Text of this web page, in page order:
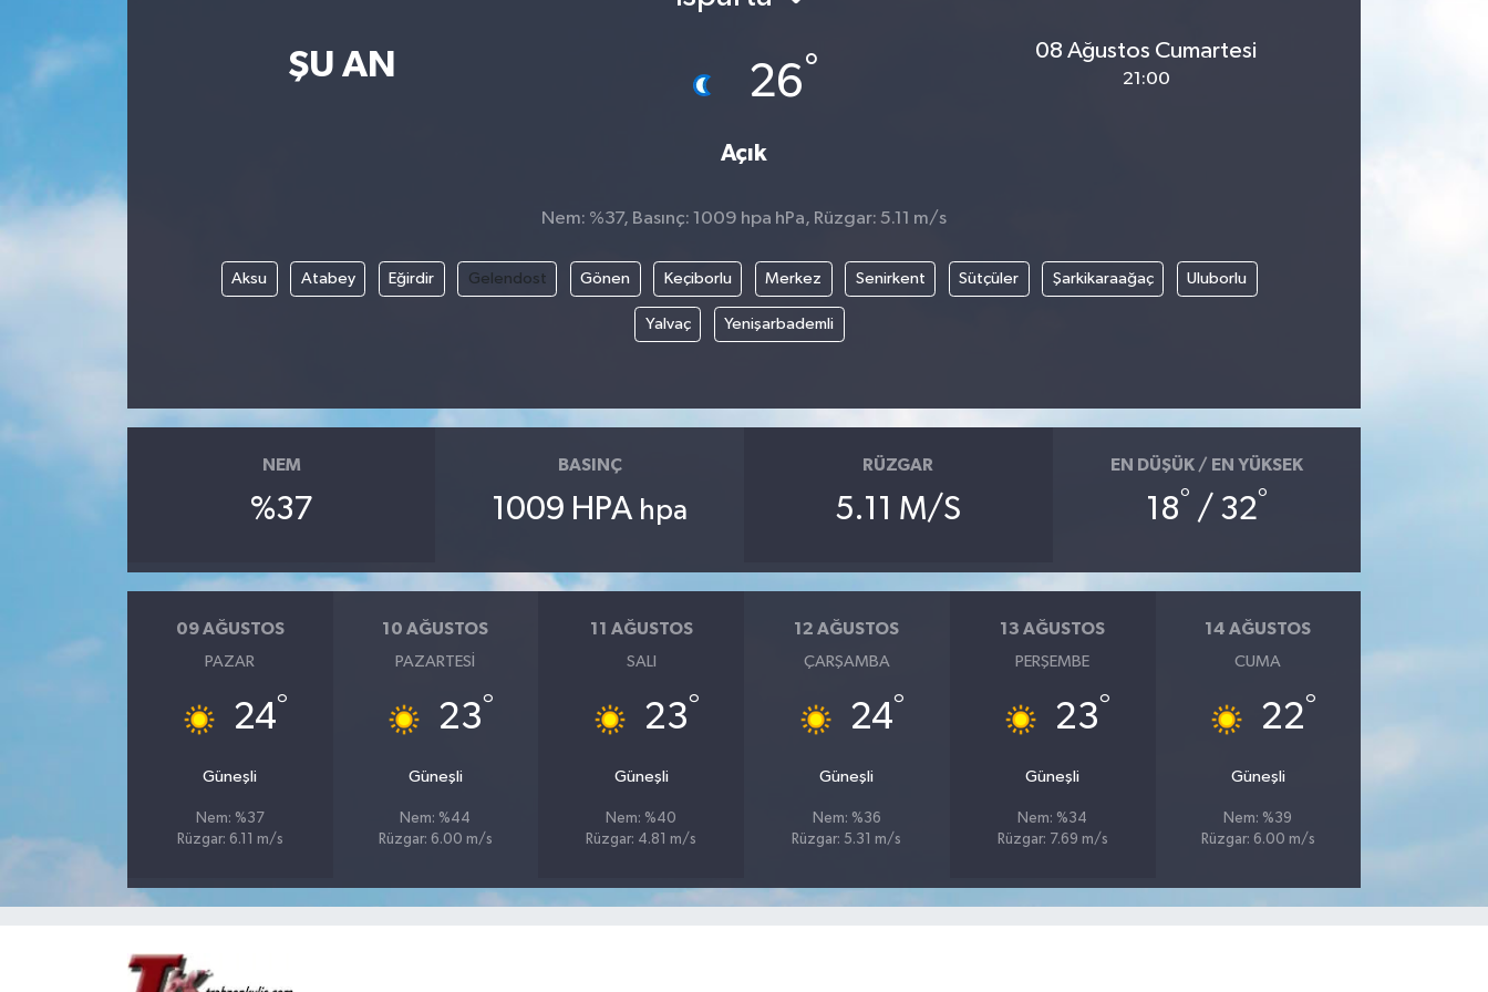
ŞU AN 26°
Açık
08 Ağustos Cumartesi
21:00
Nem: %37, Basınç: 1009 hpa hPa, Rüzgar: 5.11 m/s
Aksu Atabey Eğirdir Gelendost Gönen Keçiborlu Merkez Senirkent Sütçüler Şarkikaraağaç Uluborlu
Yalvaç Yenişarbademli
NEM
%37
BASINÇ
1009 HPA hpa
RÜZGAR
5.11 M/S
EN DÜŞÜK / EN YÜKSEK
18° / 32°
09 AĞUSTOS
PAZAR
24°
Güneşli
Nem: %37
Rüzgar: 6.11 m/s
10 AĞUSTOS
PAZARTESI
23°
Güneşli
Nem: %44
Rüzgar: 6.00 m/s
11 AĞUSTOS
SALI
23°
Güneşli
Nem: %40
Rüzgar: 4.81 m/s
12 AĞUSTOS
ÇARŞAMBA
24°
Güneşli
Nem: %36
Rüzgar: 5.31 m/s
13 AĞUSTOS
PERŞEMBE
23°
Güneşli
Nem: %34
Rüzgar: 7.69 m/s
14 AĞUSTOS
CUMA
22°
Güneşli
Nem: %39
Rüzgar: 6.00 m/s